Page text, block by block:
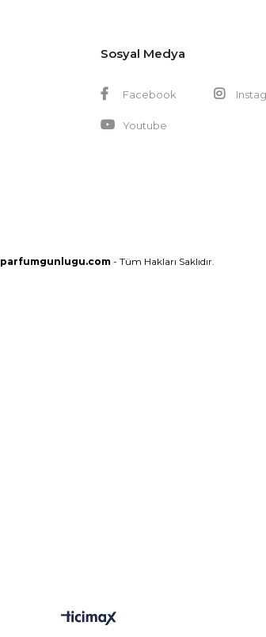
Sosyal Medya
Facebook
Youtube
parfumgunlugu.com - Tüm Hakları Saklıdır.